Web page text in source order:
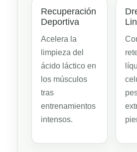
Recuperación
Deportiva
Acelera la
limpieza del
ácido láctico en
los músculos
tras
entrenamientos
intensos.